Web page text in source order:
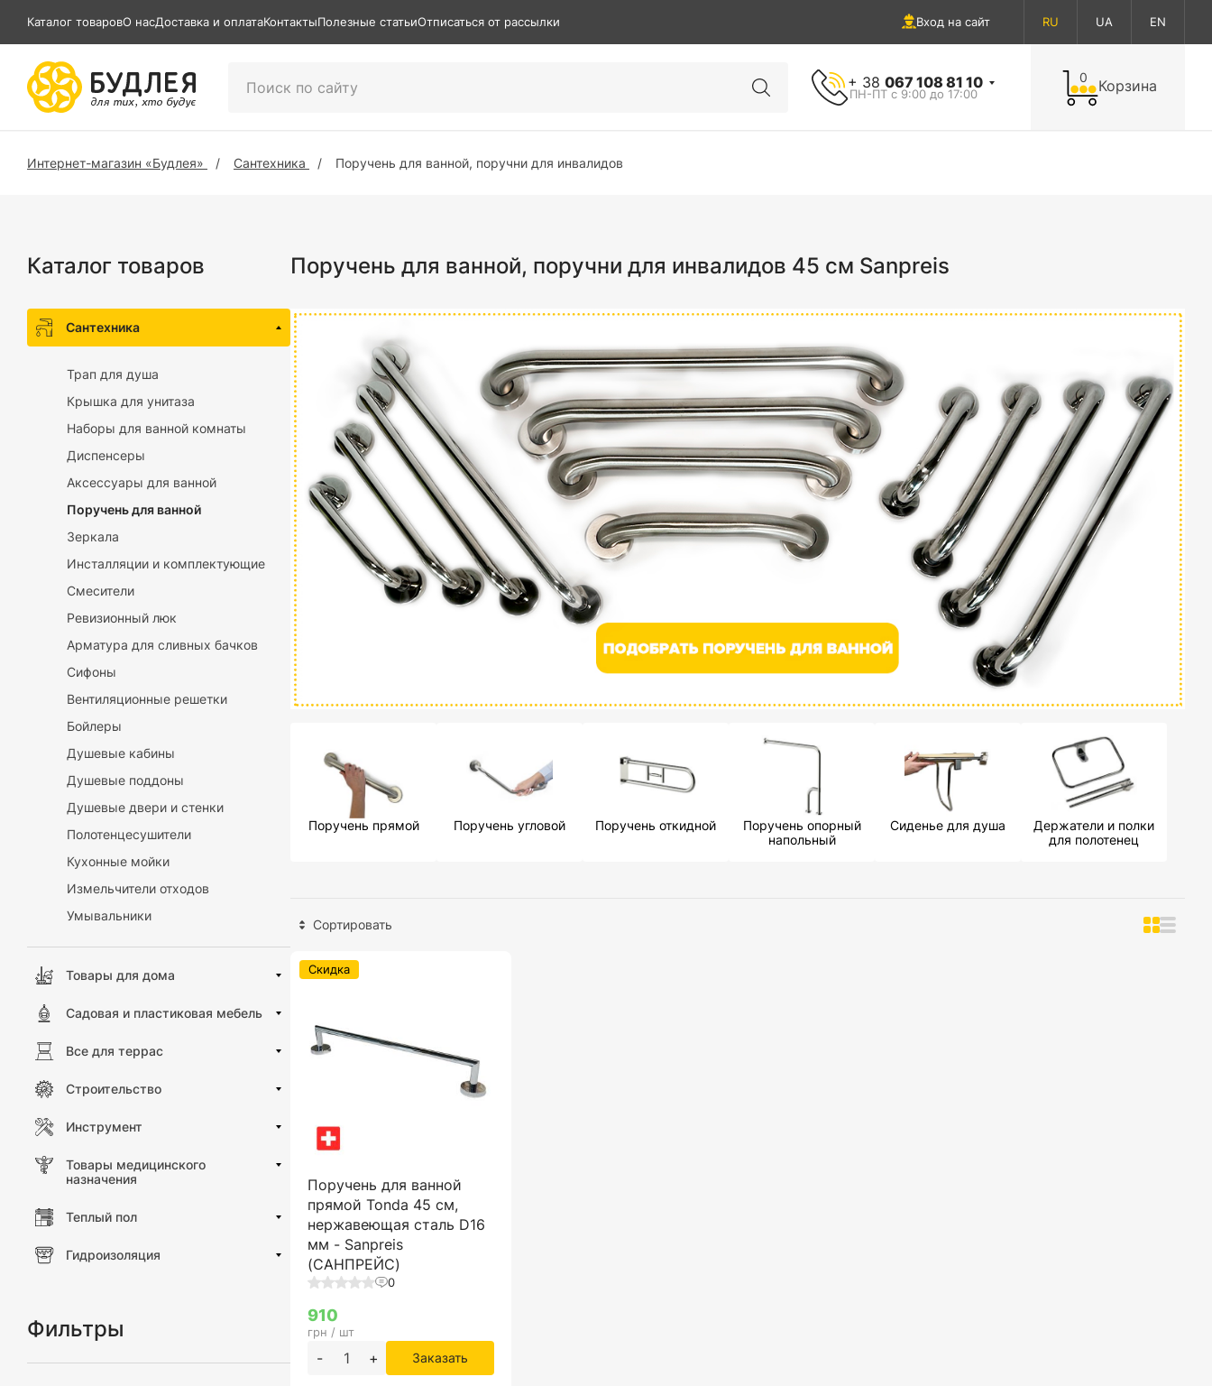
Каталог товаровО насДоставка и оплатаКонтактыПолезные статьиОтписаться от рассылки Вход на сайт RU UA EN
+ 38 067 108 81 10
ПН-ПТ с 9:00 до 17:00
0 Корзина
Интернет-магазин «Будлея» Сантехника Поручень для ванной, поручни для инвалидов
Каталог товаров
Сантехника
Трап для душа
Крышка для унитаза
Наборы для ванной комнаты
Диспенсеры
Аксессуары для ванной
Поручень для ванной
Зеркала
Инсталляции и комплектующие
Смесители
Ревизионный люк
Арматура для сливных бачков
Сифоны
Вентиляционные решетки
Бойлеры
Душевые кабины
Душевые поддоны
Душевые двери и стенки
Полотенцесушители
Кухонные мойки
Измельчители отходов
Умывальники
Товары для дома
Садовая и пластиковая мебель
Все для террас
Строительство
Инструмент
Товары медицинского
назначения
Теплый пол
Гидроизоляция
Фильтры
Поручень для ванной, поручни для инвалидов 45 см Sanpreis
Поручень прямой Поручень угловой Поручень откидной
Поручень опорный
напольный
Сиденье для душа
Держатели и полки
для полотенец
Сортировать
Поручень для ванной
прямой Tonda 45 см,
нержавеющая сталь D16
мм - Sanpreis
(САНПРЕЙС)
0
Скидка
910
грн / шт
- + Заказать